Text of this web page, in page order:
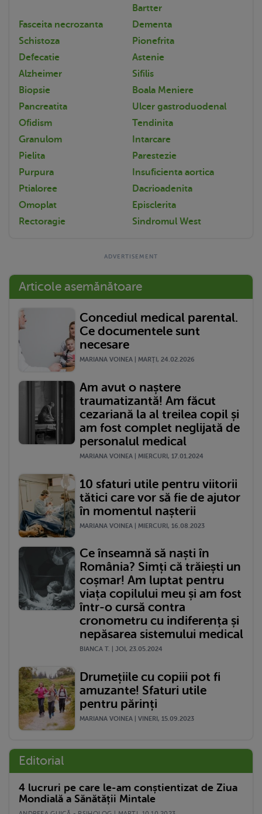
Bartter
Fasceita necrozanta
Dementa
Schistoza
Pionefrita
Defecatie
Astenie
Alzheimer
Sifilis
Biopsie
Boala Meniere
Pancreatita
Ulcer gastroduodenal
Ofidism
Tendinita
Granulom
Intarcare
Pielita
Parestezie
Purpura
Insuficienta aortica
Ptialoree
Dacrioadenita
Omoplat
Episclerita
Rectoragie
Sindromul West
Articole asemănătoare
Concediul medical parental.
Ce documentele sunt
necesare
MARIANA VOINEA | MARŢI, 24.02.2026
Am avut o naștere
traumatizantă! Am făcut
cezariană la al treilea copil și
am fost complet neglijată de
personalul medical
MARIANA VOINEA | MIERCURI, 17.01.2024
10 sfaturi utile pentru viitorii
tătici care vor să fie de ajutor
în momentul nașterii
MARIANA VOINEA | MIERCURI, 16.08.2023
Ce înseamnă să naști în
România? Simți că trăiești un
coșmar! Am luptat pentru
viața copilului meu și am fost
într-o cursă contra
cronometru cu indiferența și
nepăsarea sistemului medical
BIANCA T. | JOI, 23.05.2024
Drumețiile cu copiii pot fi
amuzante! Sfaturi utile
pentru părinți
MARIANA VOINEA | VINERI, 15.09.2023
Editorial
4 lucruri pe care le-am conștientizat de Ziua
Mondială a Sănătății Mintale